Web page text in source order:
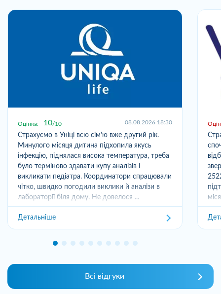
Оцінка: 10 10 08.08.2026 18:30
Страхуємо в Уніці всю сім'ю вже другий рік.
Минулого місяця дитина підхопила якусь
інфекцію, піднялася висока температура, треба
було терміново здавати купу аналізів і
викликати педіатра. Координатори спрацювали
чітко, швидко погодили виклики й аналізи в
лабораторії біля дому. Не довелося ...
Детальніше
Всі відгуки